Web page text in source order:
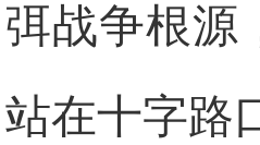
弭战争根源
站在十字路